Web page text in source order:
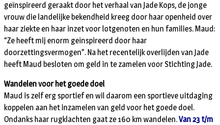
geïnspireerd geraakt door het verhaal van Jade Kops, de jonge
vrouw die landelijke bekendheid kreeg door haar openheid over
haar ziekte en haar inzet voor lotgenoten en hun families. Maud:
“Ze heeft mij enorm geïnspireerd door haar
doorzettingsvermogen”. Na het recentelijk overlijden van Jade
heeft Maud besloten om geld in te zamelen voor Stichting Jade.
Wandelen voor het goede doel
Maud is zelf erg sportief en wil daarom een sportieve uitdaging
koppelen aan het inzamelen van geld voor het goede doel.
Ondanks haar rugklachten gaat ze 160 km wandelen.Van 23 t/m